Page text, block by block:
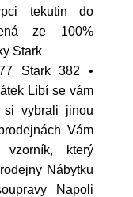
tekutin do
ze 100%
Stark
Stark 382 •
Líbí se vám
vybrali jinou
Vám
který
Nábytku
Napoli